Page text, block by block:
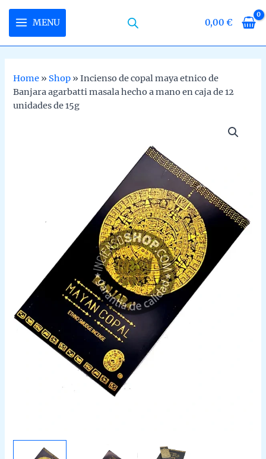
content
MENU 0,00€
Home » Shop »Incienso de copal maya etnico de
Banjara agarbatti masala hecho a mano en caja de 12
unidades de 15g